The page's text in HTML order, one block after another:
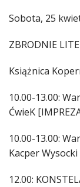
Sobota, 25
ZBRODNIE
Książnica
10.00-13.00:
ĆwieK
10.00-13.00:
Kacper
12.00: